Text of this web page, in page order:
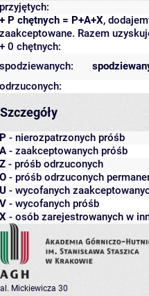
przyjętych:
+ P chętnych = P+A+X,
zaakceptowane. Razem
+ 0 chętnych:
spodziewanych:
odrzuconych:
Szczegóły
P - nierozpatrzonych próśb
A - zaakceptowanych próśb
Z - próśb odrzuconych
O - próśb odrzuconych
U - wycofanych
V - wycofanych próśb
X - osób zarejestrowanych w
al. Mickiewicza 30